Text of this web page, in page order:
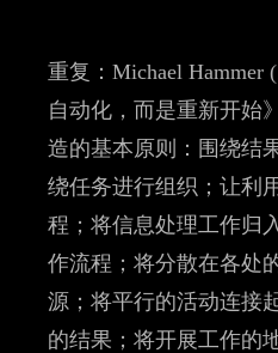
重复：Michael Hammer
自动化，而是重新开始
造的基本原则：围绕结
绕任务进行组织；让利
程；将信息处理工作归
作流程；将分散在各处
源；将平行的活动连接
的结果；将开展工作的